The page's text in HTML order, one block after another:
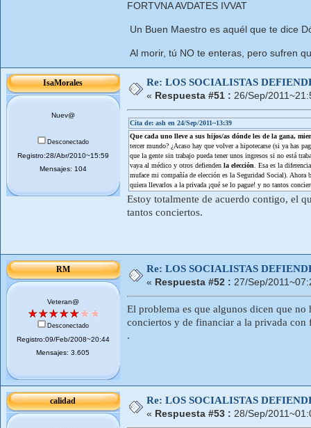
FORTVNA AVDATES IVVAT
Un Buen Maestro es aquél que te dice
Al morir, tú NO te enteras, pero sufren
IsaMorales
Nuev@
Desconectado
Registro:28/Abr/2010~15:59
Mensajes: 104
Re: LOS SOCIALISTAS
« Respuesta #51 : 26/Sep/
Cita de: ash en 24/Sep/2011~13:39
Que cada uno lleve a sus hijos/as dónde les de la gana,
tercer mundo? ¿Acaso hay que volver a hipotecarse (si ya has
que la gente sin trabajo pueda tener unos ingresos si no está
vaya al médico y otros defienden la elección . Esa es la
muface mi compañía de elección es la Seguridad Social).
quiera llevarlos a la privada ¡qué se lo pague! y no tantos
Estoy totalmente de acuerdo contigo, el
tantos conciertos.
RM
Veteran@
Desconectado
Registro:09/Feb/2008~20:44
Mensajes: 3.605
Re: LOS SOCIALISTAS
« Respuesta #52 : 27/Sep/
El problema es que algunos dicen que
conciertos y de financiar a la privada con
.
calidad Re: LOS SOCIALISTAS
« Respuesta #53 : 28/Sep/